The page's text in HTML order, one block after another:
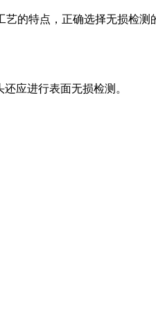
的特点，正确选择无损检测
应进行表面无损检测。